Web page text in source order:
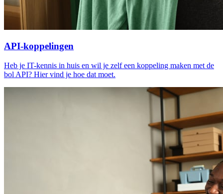
API-koppelingen
Heb je IT-kennis in huis en wil je zelf een koppeling maken met de
bol API? Hier vind je hoe dat moet.